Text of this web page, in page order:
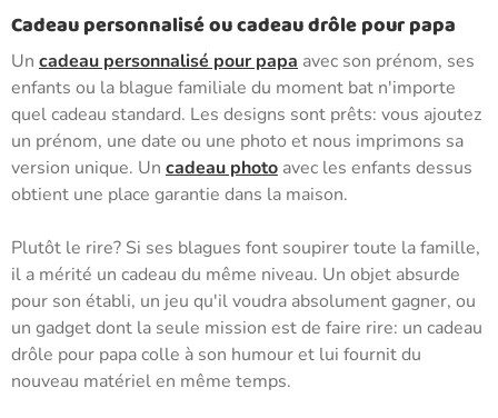
Cadeau personnalisé ou cadeau drôle pour papa
Un cadeau personnalisé pour papa avec son prénom, ses
enfants ou la blague familiale du moment bat n'importe
quel cadeau standard. Les designs sont prêts: vous ajoutez
un prénom, une date ou une photo et nous imprimons sa
version unique. Un cadeau photo avec les enfants dessus
obtient une place garantie dans la maison.
Plutôt le rire? Si ses blagues font soupirer toute la famille,
il a mérité un cadeau du même niveau. Un objet absurde
pour son établi, un jeu qu'il voudra absolument gagner, ou
un gadget dont la seule mission est de faire rire: un cadeau
drôle pour papa colle à son humour et lui fournit du
nouveau matériel en même temps.